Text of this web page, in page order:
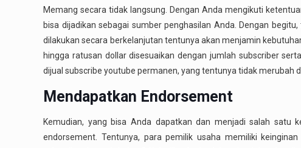
Memang secara tidak langsung. Dengan Anda mengikuti
bisa dijadikan sebagai sumber penghasilan Anda. Dengan
dilakukan secara berkelanjutan tentunya akan menjamin
hingga ratusan dollar disesuaikan dengan jumlah subscriber
dijual subscribe youtube permanen, yang tentunya tidak merubah
Mendapatkan Endorsement
Kemudian, yang bisa Anda dapatkan dan menjadi salah satu
endorsement. Tentunya, para pemilik usaha memiliki